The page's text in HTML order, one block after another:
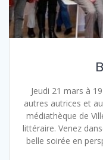
Jeudi 21 mars à
autres autrices et
médiathèque de
littéraire. Venez
belle soirée en